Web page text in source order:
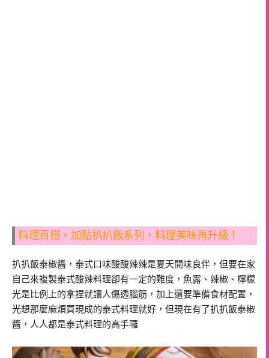
料理百搭，加點扒扒飯系列，料理美味再升級！
扒扒飯泰椒醬，泰式口味酸酸辣辣是夏天開味良伴，但要在家
自己來複製泰式酸辣料理卻有一定的難度，魚露、辣椒、檸檬
光是比例上的拿捏就讓人傷透腦筋，加上還要準備食材配置，
光想那麼麻煩買現成的泰式料理就好，但現在有了扒扒飯泰椒
醬，人人都是泰式料理的高手囉